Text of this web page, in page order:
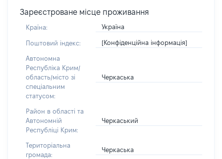
Зареєстроване місце проживання
Країна: Україна
Поштовий індекс: [Конфіденційна інформація]
Автономна
Республіка Крим/
область/місто зі
спеціальним
статусом:
Черкаська
Район в області та
Автономній
Республіці Крим:
Черкаський
Територіальна
громада:
Черкаська